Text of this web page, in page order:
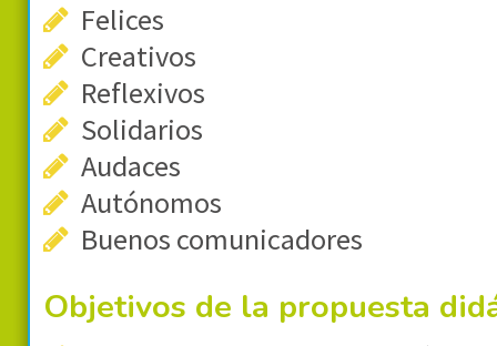
Felices
Creativos
Reflexivos
Solidarios
Audaces
Autónomos
Buenos comunicadores
Objetivos de la propuesta